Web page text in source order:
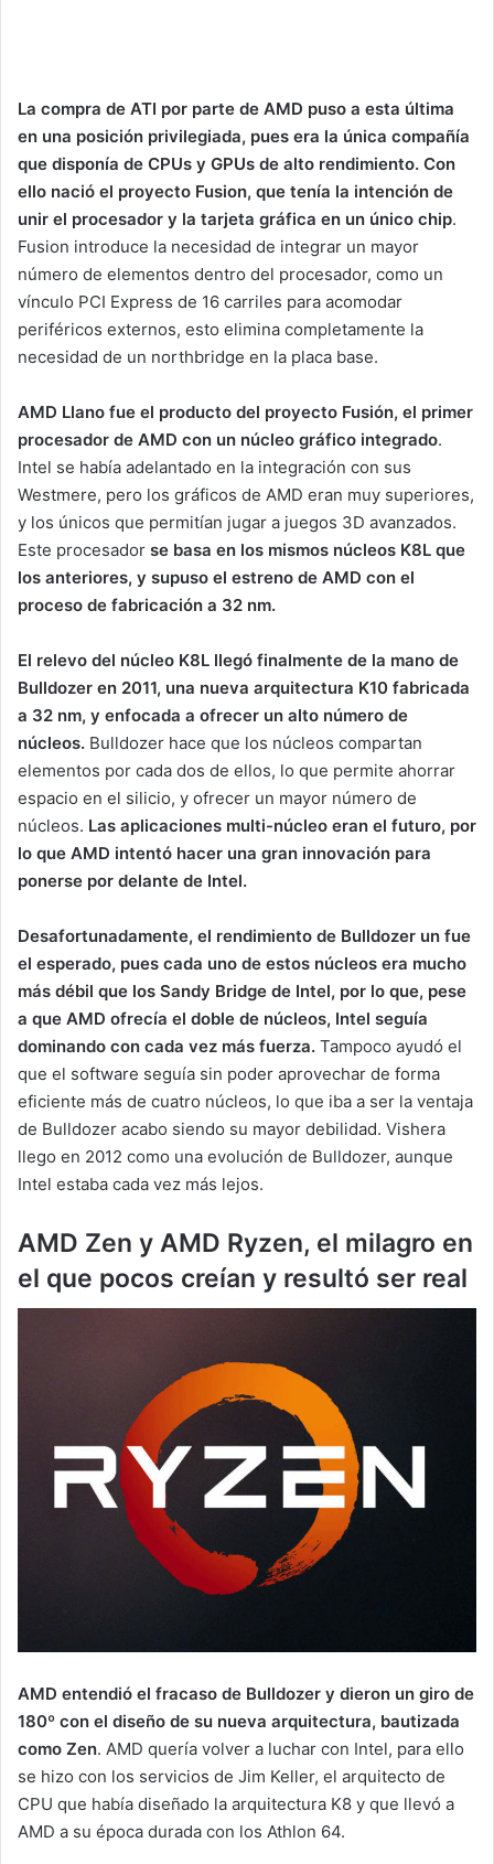
La compra de ATI por parte de AMD puso a esta última
en una posición privilegiada, pues era la única compañía
que disponía de CPUs y GPUs de alto rendimiento. Con
ello nació el proyecto Fusion, que tenía la intención de
unir el procesador y la tarjeta gráfica en un único chip.
Fusion introduce la necesidad de integrar un mayor
número de elementos dentro del procesador, como un
vínculo PCI Express de 16 carriles para acomodar
periféricos externos, esto elimina completamente la
necesidad de un northbridge en la placa base.
AMD Llano fue el producto del proyecto Fusión, el primer
procesador de AMD con un núcleo gráfico integrado.
Intel se había adelantado en la integración con sus
Westmere, pero los gráficos de AMD eran muy superiores,
y los únicos que permitían jugar a juegos 3D avanzados.
Este procesador se basa en los mismos núcleos K8L que
los anteriores, y supuso el estreno de AMD con el
proceso de fabricación a 32 nm.
El relevo del núcleo K8L llegó finalmente de la mano de
Bulldozer en 2011, una nueva arquitectura K10 fabricada
a 32 nm, y enfocada a ofrecer un alto número de
núcleos. Bulldozer hace que los núcleos compartan
elementos por cada dos de ellos, lo que permite ahorrar
espacio en el silicio, y ofrecer un mayor número de
núcleos. Las aplicaciones multi-núcleo eran el futuro, por
lo que AMD intentó hacer una gran innovación para
ponerse por delante de Intel.
Desafortunadamente, el rendimiento de Bulldozer un fue
el esperado, pues cada uno de estos núcleos era mucho
más débil que los Sandy Bridge de Intel, por lo que, pese
a que AMD ofrecía el doble de núcleos, Intel seguía
dominando con cada vez más fuerza. Tampoco ayudó el
que el software seguía sin poder aprovechar de forma
eficiente más de cuatro núcleos, lo que iba a ser la ventaja
de Bulldozer acabo siendo su mayor debilidad. Vishera
llego en 2012 como una evolución de Bulldozer, aunque
Intel estaba cada vez más lejos.
AMD Zen y AMD Ryzen, el milagro en
el que pocos creían y resultó ser real
AMD entendió el fracaso de Bulldozer y dieron un giro de
180º con el diseño de su nueva arquitectura, bautizada
como Zen. AMD quería volver a luchar con Intel, para ello
se hizo con los servicios de Jim Keller, el arquitecto de
CPU que había diseñado la arquitectura K8 y que llevó a
AMD a su época durada con los Athlon 64.